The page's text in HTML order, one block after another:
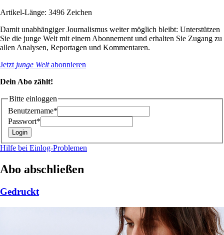
Artikel-Länge: 3496 Zeichen
Damit unabhängiger Journalismus weiter möglich bleibt: Unterstützen
Sie die junge Welt mit einem Abonnement und erhalten Sie Zugang zu
allen Analysen, Reportagen und Kommentaren.
Jetzt junge Weltabonnieren
Dein Abo zählt!
Bitte einloggen
Benutzername*
Passwort*
Hilfe bei Einlog-Problemen
Abo abschließen
Gedruckt